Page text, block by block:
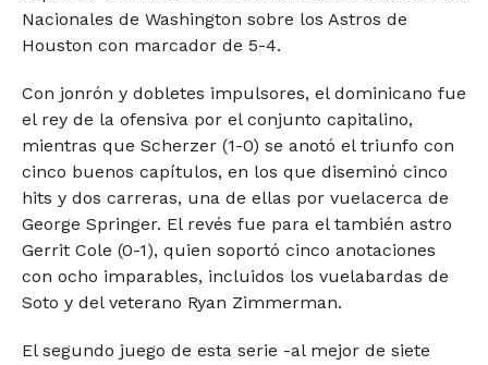
Nacionales de Washington sobre los Astros de
Houston con marcador de 5-4.
Con jonrón y dobletes impulsores, el dominicano fue
el rey de la ofensiva por el conjunto capitalino,
mientras que Scherzer (1-0) se anotó el triunfo con
cinco buenos capítulos, en los que diseminó cinco
hits y dos carreras, una de ellas por vuelacerca de
George Springer. El revés fue para el también astro
Gerrit Cole (0-1), quien soportó cinco anotaciones
con ocho imparables, incluidos los vuelabardas de
Soto y del veterano Ryan Zimmerman.
El segundo juego de esta serie -al mejor de siete